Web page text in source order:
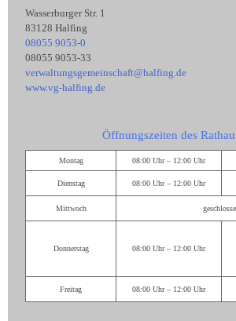
Wasserburger Str. 1
83128 Halfing
08055 9053-0
08055 9053-33
verwaltungsgemeinschaft@halfing.de
www.vg-halfing.de
Öffnungszeiten des
Montag 08:00 Uhr – 12:00 Uhr
Dienstag 08:00 Uhr – 12:00 Uhr
Mittwoch
Donnerstag 08:00 Uhr – 12:00 Uhr
Freitag 08:00 Uhr – 12:00 Uhr